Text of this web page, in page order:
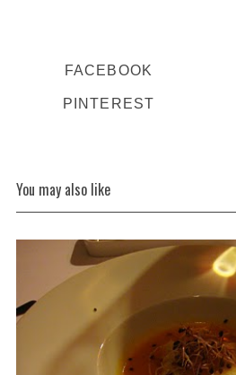
FACEBOOK
PINTEREST
You may also like